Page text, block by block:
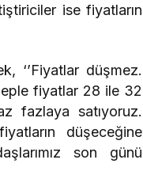
ise fiyatların
‘’Fiyatlar düşmez.
fiyatlar 28 ile 32
fazlaya satıyoruz.
düşeceğine
son günü